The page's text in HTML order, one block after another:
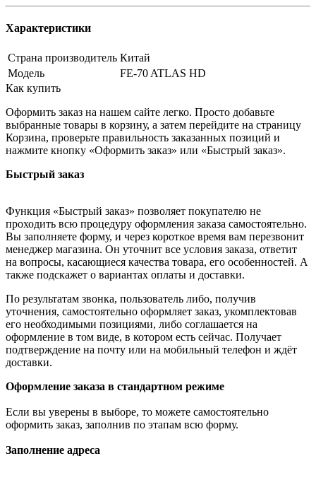
Характеристики
Страна производитель Китай
Модель
FE-70 ATLAS HD
Как купить
Оформить заказ на нашем сайте легко. Просто добавьте
выбранные товары в корзину, а затем перейдите на страницу
Корзина, проверьте правильность заказанных позиций и
нажмите кнопку «Оформить заказ» или «Быстрый заказ».
Быстрый заказ
Функция «Быстрый заказ» позволяет покупателю не
проходить всю процедуру оформления заказа самостоятельно.
Вы заполняете форму, и через короткое время вам перезвонит
менеджер магазина. Он уточнит все условия заказа, ответит
на вопросы, касающиеся качества товара, его особенностей. А
также подскажет о вариантах оплаты и доставки.
По результатам звонка, пользователь либо, получив
уточнения, самостоятельно оформляет заказ, укомплектовав
его необходимыми позициями, либо соглашается на
оформление в том виде, в котором есть сейчас. Получает
подтверждение на почту или на мобильный телефон и ждёт
доставки.
Оформление заказа в стандартном режиме
Если вы уверены в выборе, то можете самостоятельно
оформить заказ, заполнив по этапам всю форму.
Заполнение адреса